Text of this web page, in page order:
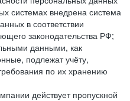
системах внедрена система
в соответствии
законодательства РФ;
данными, как
подлежат учёту,
по их хранению
действует пропускной